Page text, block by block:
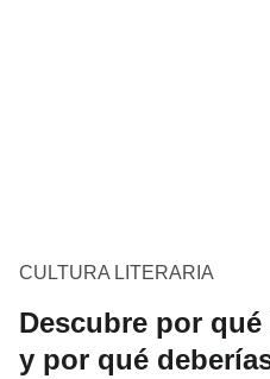
CULTURA LITERARIA
Descubre por
y por qué